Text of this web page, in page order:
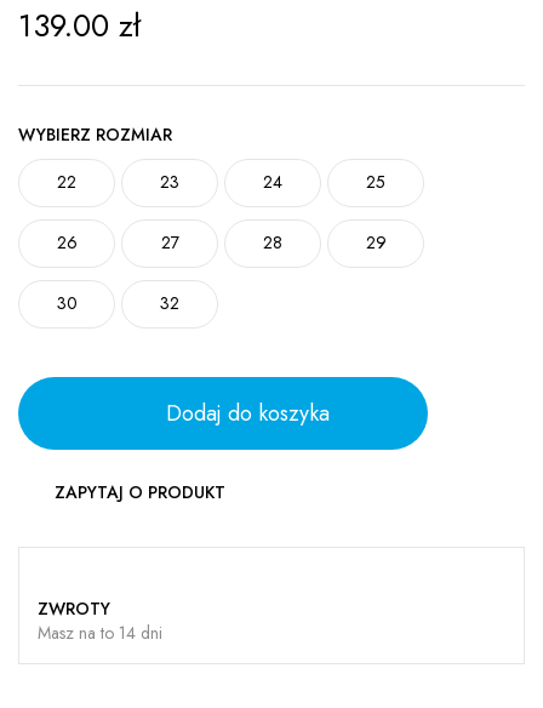
139.00 zł
WYBIERZ ROZMIAR
22
23 24 25
26 27 28 29
30 32
Dodaj do koszyka
ZAPYTAJ O PRODUKT
ZWROTY
Masz na to 14 dni